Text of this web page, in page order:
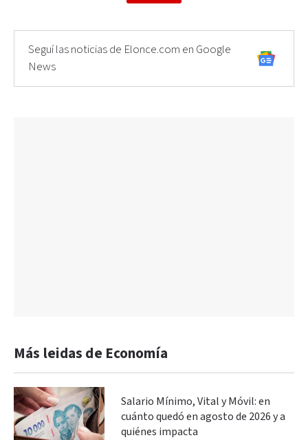
Seguí las noticias de Elonce.com en Google
News
Más leidas de Economía
Salario Mínimo, Vital y Móvil: en
cuánto quedó en agosto de 2026 y a
quiénes impacta